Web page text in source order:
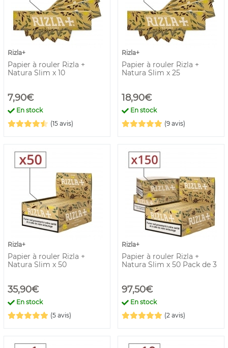
Rizla+
Papier à rouler Rizla +
Natura Slim x 10
7,90€
En stock
(15 avis)
Rizla+
Papier à rouler Rizla +
Natura Slim x 25
18,90€
En stock
(9 avis)
Rizla+
Papier à rouler Rizla +
Natura Slim x 50
35,90€
En stock
(5 avis)
Rizla+
Papier à rouler Rizla +
Natura Slim x 50 Pack de 3
97,50€
En stock
(2 avis)